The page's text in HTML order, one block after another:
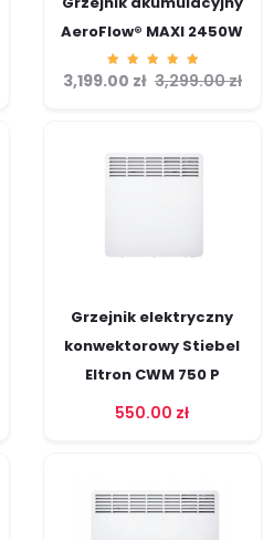
AeroFlow® MAXI 2450W
Ocenion
o3,299.00zł
3,199.00 zł
Grzejnik elektryczny
konwektorowy Stiebel
Eltron CWM 750 P
550.00 zł